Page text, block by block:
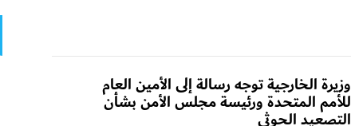
وزيرة الخارجية توجه رسالة إلى الأمين العام
للأمم المتحدة ورئيسة مجلس الأمن بشأن
التصعيد الحوثي